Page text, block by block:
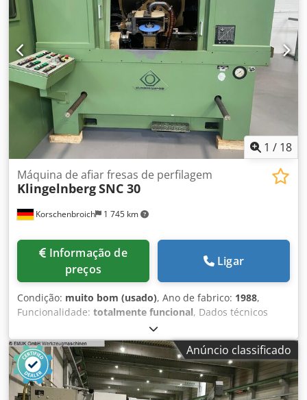
Potência total necessária: 1,6 kVA Peso da máquina aprox.:
900 kg Espaço necessário aprox.: 200 x 1300 x 2150 mm
Chedsqvcnnjpfx An Eoa Retrofit 2018 Centro de medição
de engrenagens CNC de 3 eixos Hoefler ZP 260 para
engrenagens rectas e helicoidais, também para medições
de peças rotacionalmente simétricas ( concentricidade,
coaxialidade, excentricidade axial ... ). *
1 / 18
Korschenbroich 1 745 km
Máquina de afiar fresas de perfilagem
KlingelnbergSNC 30
preços
Ligar
Condição: muito bom (usado), Ano de fabrico: 1988,
Funcionalidade: totalmente funcional, Dados técnicos
Diâmetro de retificação/peça de trabalho: até aprox. 300
mm (parcialmente até 350 mm) Comprimento de
retificação/curso: aprox. 550 mm (curso do carro) Faixa de
módulo (para afiação de fresas de geração): Módulo
mínimo aprox. 0,5 até módulo máximo aprox. 25 Número
Anúncio classificado